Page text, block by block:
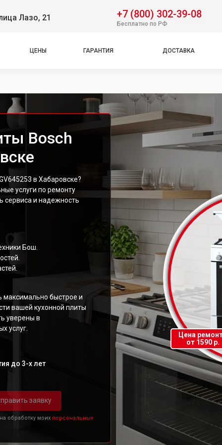
Лазо, 21 +7 (800) 302-39-08
Бесплатно по РФ
ЦЕНЫ ГАРАНТИЯ ДОСТАВКА
Bosch
в Хабаровске?
услуги по ремонту
сервиса и надежность
Бош.
быстрое и
вашей кухонной плиты
уверены в
услуг.
до 3-х лет
заявку
обработку моих персональных
Цена
от 1590 р.